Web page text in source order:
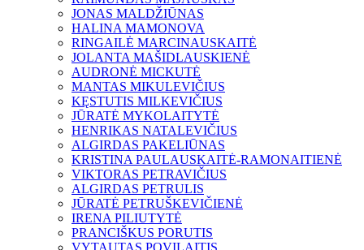
JONAS MALDŽIŪNAS
HALINA MAMONOVA
RINGAILĖ MARCINAUSKAITĖ
JOLANTA MAŠIDLAUSKIENĖ
AUDRONĖ MICKUTĖ
MANTAS MIKULEVIČIUS
KĘSTUTIS MILKEVIČIUS
JŪRATĖ MYKOLAITYTĖ
HENRIKAS NATALEVIČIUS
ALGIRDAS PAKELIŪNAS
KRISTINA PAULAUSKAITĖ-RAMONAITIENĖ
VIKTORAS PETRAVIČIUS
ALGIRDAS PETRULIS
JŪRATĖ PETRUŠKEVIČIENĖ
IRENA PILIUTYTĖ
PRANCIŠKUS PORUTIS